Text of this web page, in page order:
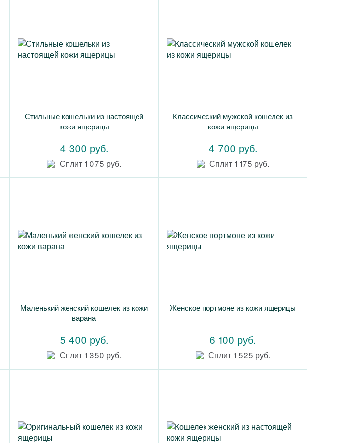
Стильные кошельки из настоящей
кожи ящерицы
4 300 руб.
Сплит 1 075 руб.
Классический мужской кошелек из
кожи ящерицы
4 700 руб.
Сплит 1 175 руб.
Маленький женский кошелек из кожи
варана
5 400 руб.
Сплит 1 350 руб.
Женское портмоне из кожи ящерицы
6 100 руб.
Сплит 1 525 руб.